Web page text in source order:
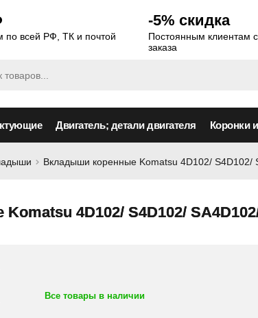
по всей РФ, ТК и почтой
-5% скидка
Постоянным клиентам
заказа
Двигатель; детали двигателя Коронки
Вкладыши коренные Komatsu 4D102/ S4D102/
4D102/ S4D102/
Все товары в наличии